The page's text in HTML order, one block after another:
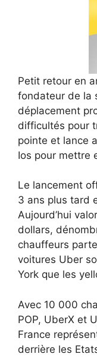
Petit retour en
fondateur de la
déplacement
difficultés pour
pointe et lance
Ios pour mettre
Le lancement
3 ans plus tard
Aujourd’hui
dollars,
chauffeurs
voitures Uber
York que les
Avec 10 000
POP, UberX et
France
derrière les